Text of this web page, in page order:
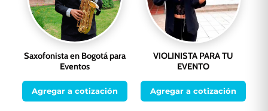
Saxofonista en Bogotá para
Eventos
Agregar a cotización
VIOLINISTA PARA TU
EVENTO
Agregar a cotización